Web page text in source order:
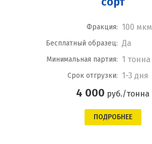
Фракция: 100 мкм
Бесплатный образец: Да
Минимальная партия: 1 тонна
Срок отгрузки: 1-3 дня
4 000 руб./тонна
ПОДРОБНЕЕ